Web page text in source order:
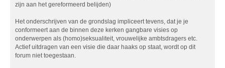
zijn aan het gereformeerd belijden)
Het onderschrijven van de grondslag impliceert tevens, dat je je
conformeert aan de binnen deze kerken gangbare visies op
onderwerpen als (homo)seksualiteit, vrouwelijke ambtsdragers etc.
Actief uitdragen van een visie die daar haaks op staat, wordt op dit
forum niet toegestaan.